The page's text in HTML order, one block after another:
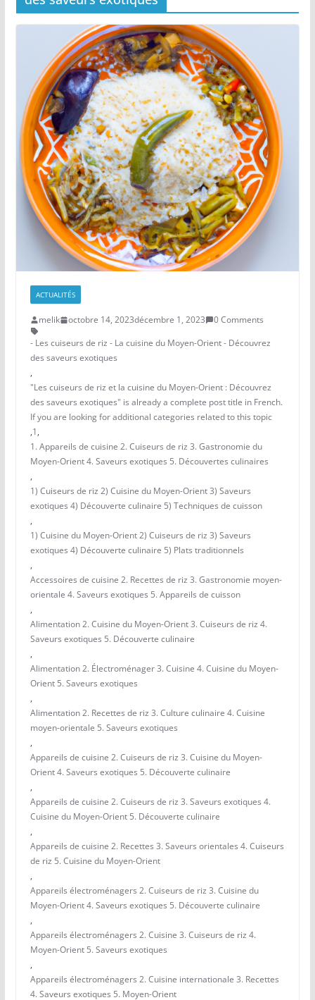
ACTUALITÉS
melik octobre 14, 2023décembre 1, 2023
0 Comments
- Les cuiseurs de riz - La cuisine du Moyen-Orient - Découvrez
des saveurs exotiques
,
"Les cuiseurs de riz et la cuisine du Moyen-Orient : Découvrez
des saveurs exotiques" is already a complete post title in French.
If you are looking for additional categories related to this topic
,1,
1. Appareils de cuisine 2. Cuiseurs de riz 3. Gastronomie du
Moyen-Orient 4. Saveurs exotiques 5. Découvertes culinaires
,
1) Cuiseurs de riz 2) Cuisine du Moyen-Orient 3) Saveurs
exotiques 4) Découverte culinaire 5) Techniques de cuisson
,
1) Cuisine du Moyen-Orient 2) Cuiseurs de riz 3) Saveurs
exotiques 4) Découverte culinaire 5) Plats traditionnels
,
Accessoires de cuisine 2. Recettes de riz 3. Gastronomie moyen-
orientale 4. Saveurs exotiques 5. Appareils de cuisson
,
Alimentation 2. Cuisine du Moyen-Orient 3. Cuiseurs de riz 4.
Saveurs exotiques 5. Découverte culinaire
,
Alimentation 2. Électroménager 3. Cuisine 4. Cuisine du Moyen-
Orient 5. Saveurs exotiques
,
Alimentation 2. Recettes de riz 3. Culture culinaire 4. Cuisine
moyen-orientale 5. Saveurs exotiques
,
Appareils de cuisine 2. Cuiseurs de riz 3. Cuisine du Moyen-
Orient 4. Saveurs exotiques 5. Découverte culinaire
,
Appareils de cuisine 2. Cuiseurs de riz 3. Saveurs exotiques 4.
Cuisine du Moyen-Orient 5. Découverte culinaire
,
Appareils de cuisine 2. Recettes 3. Saveurs orientales 4. Cuiseurs
de riz 5. Cuisine du Moyen-Orient
,
Appareils électroménagers 2. Cuiseurs de riz 3. Cuisine du
Moyen-Orient 4. Saveurs exotiques 5. Découverte culinaire
,
Appareils électroménagers 2. Cuisine 3. Cuiseurs de riz 4.
Moyen-Orient 5. Saveurs exotiques
,
Appareils électroménagers 2. Cuisine internationale 3. Recettes
4. Saveurs exotiques 5. Moyen-Orient